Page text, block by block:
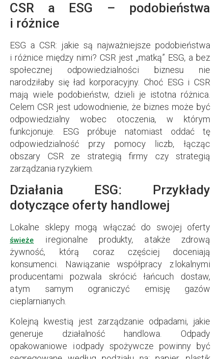
CSR a ESG – podobieństwa
i różnice
ESG a CSR: jakie są najważniejsze podobieństwa
i różnice między nimi? CSR jest „matką” ESG, a bez
społecznej odpowiedzialności biznesu nie
narodziłaby się ład korporacyjny. Choć ESG i CSR
mają wiele podobieństw, dzieli je istotna różnica.
Celem CSR jest udowodnienie, że biznes może być
odpowiedzialny wobec otoczenia, w którym
funkcjonuje. ESG próbuje natomiast oddać tę
odpowiedzialność przy pomocy liczb, łącząc
obszary CSR ze strategią firmy czy strategią
zarządzania ryzykiem.
Działania ESG: Przykłady
dotyczące oferty handlowej
Lokalne sklepy mogą włączać do swojej oferty
świeże
i regionalne produkty, a także zdrową
żywność, którą coraz częściej doceniają
konsumenci. Nawiązanie współpracy z lokalnymi
producentami pozwala skrócić łańcuch dostaw,
a tym samym ograniczyć emisję gazów
cieplarnianych.
Kolejną kwestią jest zarządzanie odpadami, jakie
generuje działalność handlowa. Odpady
opakowaniowe i odpady spożywcze powinny być